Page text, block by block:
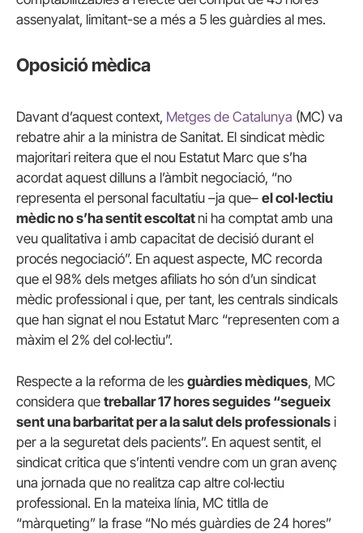
assenyalat, limitant-se a més a 5 les guàrdies al mes.
Oposició mèdica
Davant d’aquest context, Metges de Catalunya (MC) va
rebatre ahir a la ministra de Sanitat. El sindicat mèdic
majoritari reitera que el nou Estatut Marc que s’ha
acordat aquest dilluns a l’àmbit negociació, “no
representa el personal facultatiu –ja que– el col·lectiu
mèdic no s’ha sentit escoltat ni ha comptat amb una
veu qualitativa i amb capacitat de decisió durant el
procés negociació”. En aquest aspecte, MC recorda
que el 98% dels metges afiliats ho són d’un sindicat
mèdic professional i que, per tant, les centrals sindicals
que han signat el nou Estatut Marc “representen com a
màxim el 2% del col·lectiu”.
Respecte a la reforma de les guàrdies mèdiques, MC
considera que treballar 17 hores seguides “segueix
sent una barbaritat per a la salut dels professionals i
per a la seguretat dels pacients”. En aquest sentit, el
sindicat critica que s’intenti vendre com un gran avenç
una jornada que no realitza cap altre col·lectiu
professional. En la mateixa línia, MC titlla de
“màrqueting” la frase “No més guàrdies de 24 hores”